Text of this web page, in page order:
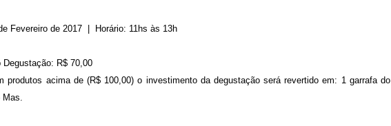
Fevereiro de 2017 | Horário: 11hs às 13h
Degustação: R$ 70,00
produtos acima de (R$ 100,00) o investimento da degustação será revertido em: 1 garrafa do
Mas.